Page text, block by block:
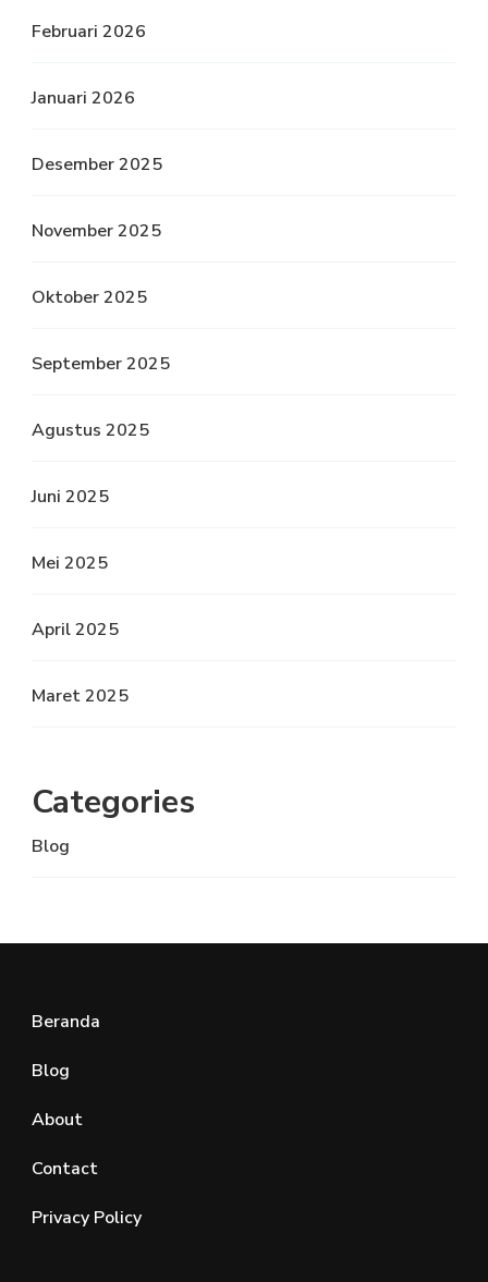
Februari 2026
Januari 2026
Desember 2025
November 2025
Oktober 2025
September 2025
Agustus 2025
Juni 2025
Mei 2025
April 2025
Maret 2025
Categories
Blog
Beranda
Blog
About
Contact
Privacy Policy